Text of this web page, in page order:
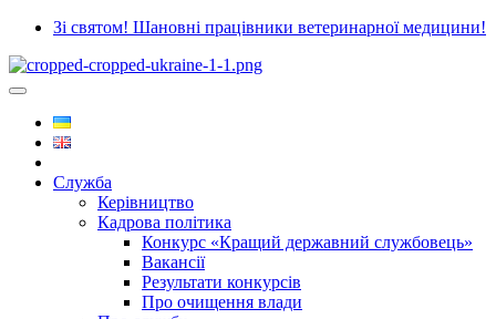
Зі святом! Шановні працівники ветеринарної медицини!
Служба
Керівництво
Кадрова політика
Конкурс «Кращий державний службовець»
Вакансії
Результати конкурсів
Про очищення влади